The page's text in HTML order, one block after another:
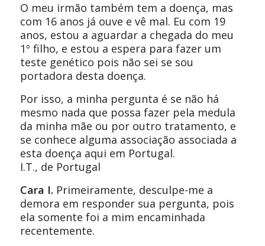
O meu irmão também tem a doença, mas
com 16 anos já ouve e vê mal. Eu com 19
anos, estou a aguardar a chegada do meu
1º filho, e estou a espera para fazer um
teste genético pois não sei se sou
portadora desta doença.
Por isso, a minha pergunta é se não há
mesmo nada que possa fazer pela medula
da minha mãe ou por outro tratamento, e
se conhece alguma associação associada a
esta doença aqui em Portugal.
I.T., de Portugal
Cara I. Primeiramente, desculpe-me a
demora em responder sua pergunta, pois
ela somente foi a mim encaminhada
recentemente.